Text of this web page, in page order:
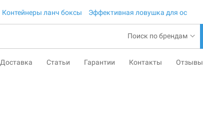
Контейнеры ланч боксы Эффективная ловушка для ос
Доставка Статьи Гарантии Контакты Отзывы